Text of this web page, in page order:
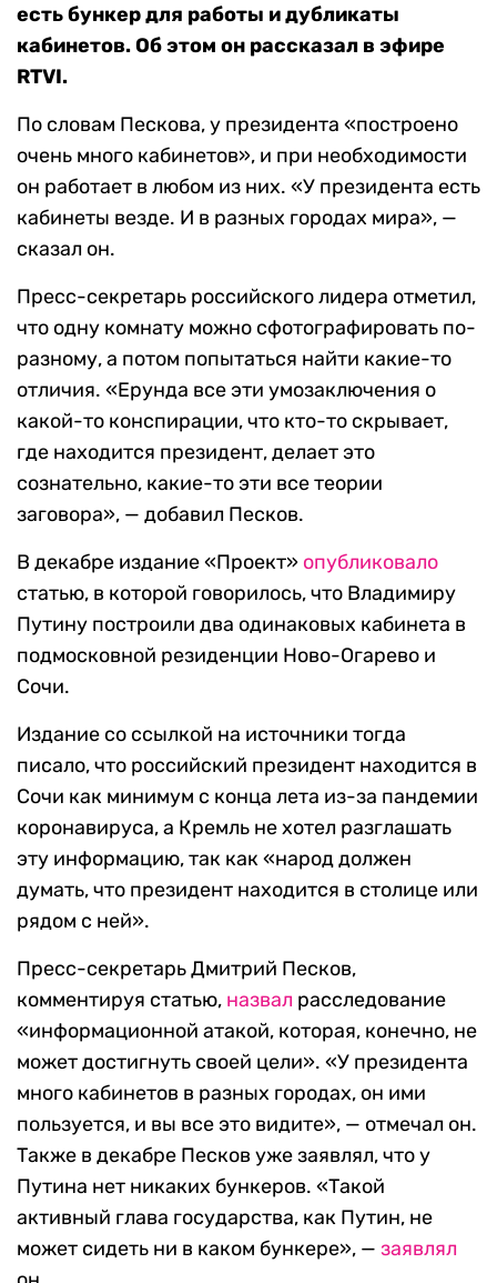
есть бункер для работы и дубликаты
кабинетов. Об этом он рассказал в эфире
RTVI.
По словам Пескова, у президента «построено
очень много кабинетов», и при необходимости
он работает в любом из них. «У президента есть
кабинеты везде. И в разных городах мира», —
сказал он.
Пресс-секретарь российского лидера отметил,
что одну комнату можно сфотографировать по-
разному, а потом попытаться найти какие-то
отличия. «Ерунда все эти умозаключения о
какой-то конспирации, что кто-то скрывает,
где находится президент, делает это
сознательно, какие-то эти все теории
заговора», — добавил Песков.
В декабре издание «Проект» опубликовало
статью, в которой говорилось, что Владимиру
Путину построили два одинаковых кабинета в
подмосковной резиденции Ново-Огарево и
Сочи.
Издание со ссылкой на источники тогда
писало, что российский президент находится в
Сочи как минимум с конца лета из-за пандемии
коронавируса, а Кремль не хотел разглашать
эту информацию, так как «народ должен
думать, что президент находится в столице или
рядом с ней».
Пресс-секретарь Дмитрий Песков,
комментируя статью, назвал расследование
«информационной атакой, которая, конечно, не
может достигнуть своей цели». «У президента
много кабинетов в разных городах, он ими
пользуется, и вы все это видите», — отмечал он.
Также в декабре Песков уже заявлял, что у
Путина нет никаких бункеров. «Такой
активный глава государства, как Путин, не
может сидеть ни в каком бункере», — заявлял